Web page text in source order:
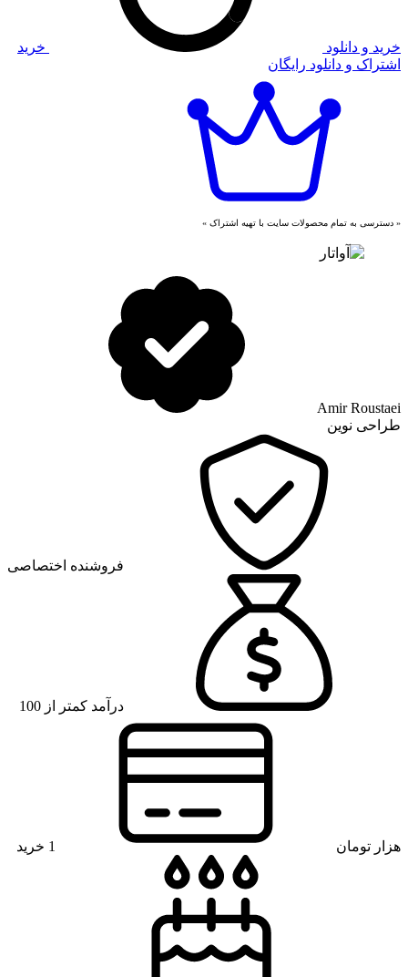
خرید و دانلود
خرید
اشتراک و دانلود رایگان
« دسترسی به تمام محصولات سایت با تهیه اشتراک »
Amir Roustaei
طراحی نوین
فروشنده اختصاصی
درآمد کمتر از 100
هزار تومان 1 خرید